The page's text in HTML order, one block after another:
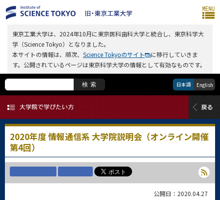
東京工業大学は、2024年10月に東京医科歯科大学と統合し、東京科学大
学（Science Tokyo）となりました。
本サイトの情報は、順次、 Science Tokyoのサイト
に移行していきま
す。公開されているページは東京科学大学の情報として有効なものです。
検索 日本語 English
2020年度 情報通信系 大学院説明会（オンライン開催
第4回）
公開日：2020.04.27